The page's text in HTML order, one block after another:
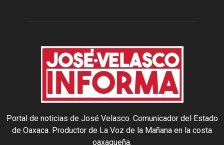
Portal de noticias de José Velasco. Comunicador del Estado
de Oaxaca. Productor de La Voz de la Mañana en la costa
oaxaqueña.